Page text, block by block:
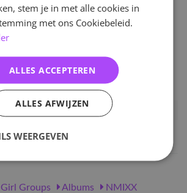
79943
Girl Groups Albums
NMIXX
stem je in met alle cookies in
met ons Cookiebeleid.
ALLES ACCEPTEREN
ALLES AFWIJZEN
WEERGEVEN